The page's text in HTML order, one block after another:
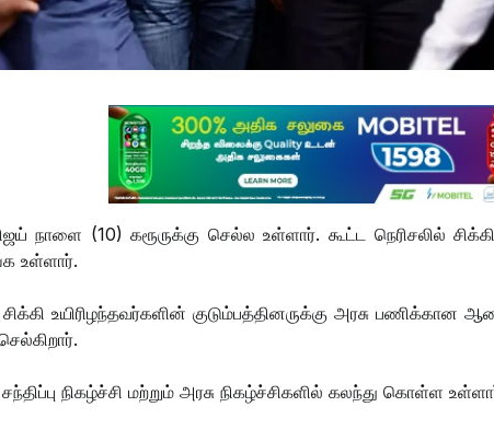
நாளை (10) கரூருக்கு செல்ல உள்ளார். கூட்ட நெரிசலில்
உள்ளார்.
சிக்கி உயிரிழந்தவர்களின் குடும்பத்தினருக்கு அரசு
நிகழ்ச்சி மற்றும் அரசு நிகழ்ச்சிகளில் கலந்து கொள்ள